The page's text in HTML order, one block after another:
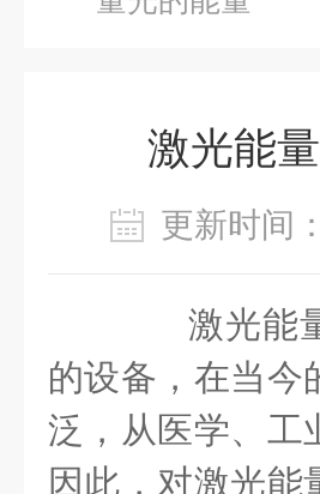
激光能
更新时
激光能量
的设备，在当今
泛，从医学、工
因此，对激光能